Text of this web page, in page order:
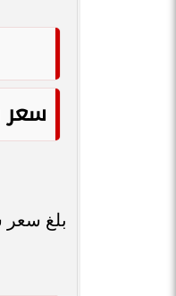
سعر
بلغ سعر سيارات